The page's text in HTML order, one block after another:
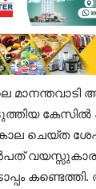
മാനന്തവാടി
കേസിൽ
ചെയ്ത
കണ്ടെത്തി.